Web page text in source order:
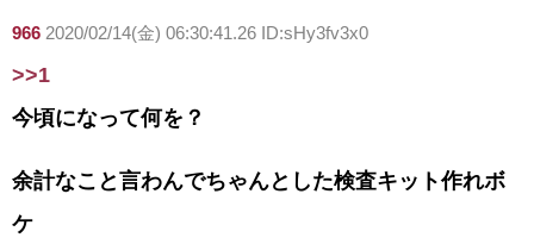
966 2020/02/14(金) 06:30:41.26 ID:sHy3fv3x0
>>1
今頃になって何を？
余計なこと言わんでちゃんとした検査キット作れボ
ケ